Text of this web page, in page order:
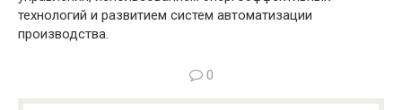
технологий и развитием систем автоматизации
производства.
0